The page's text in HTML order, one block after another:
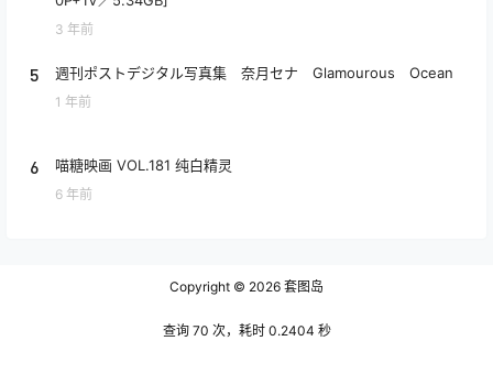
3 年前
5 週刊ポストデジタル写真集 奈月セナ Glamourous Ocean
1 年前
6 喵糖映画 VOL.181 纯白精灵
6 年前
Copyright © 2026 套图岛
查询 70 次，耗时 0.2404 秒